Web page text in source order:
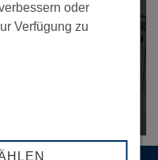
oder
Verfügung zu